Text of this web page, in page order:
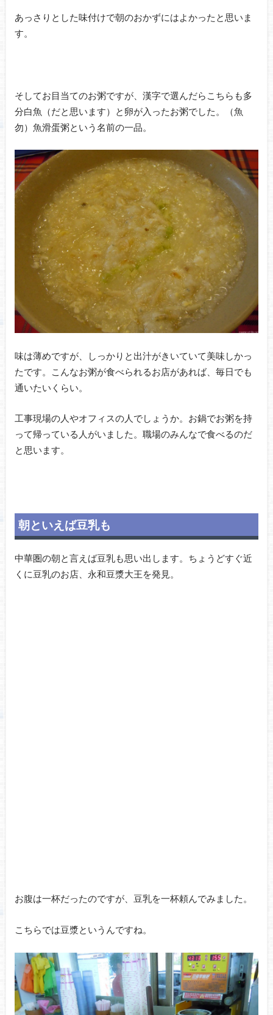
あっさりとした味付けで朝のおかずにはよかったと思いま
す。
そしてお目当てのお粥ですが、漢字で選んだらこちらも多
分白魚（だと思います）と卵が入ったお粥でした。（魚
勿）魚滑蛋粥という名前の一品。
味は薄めですが、しっかりと出汁がきいていて美味しかっ
たです。こんなお粥が食べられるお店があれば、毎日でも
通いたいくらい。
工事現場の人やオフィスの人でしょうか。お鍋でお粥を持
って帰っている人がいました。職場のみんなで食べるのだ
と思います。
朝といえば豆乳も
中華圏の朝と言えば豆乳も思い出します。ちょうどすぐ近
くに豆乳のお店、永和豆漿大王を発見。
お腹は一杯だったのですが、豆乳を一杯頼んでみました。
こちらでは豆漿というんですね。